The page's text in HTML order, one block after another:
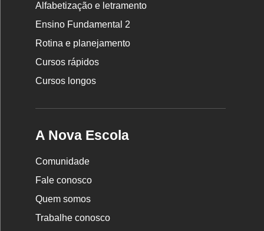
Alfabetização e letramento
Ensino Fundamental 2
Rotina e planejamento
Cursos rápidos
Cursos longos
A Nova Escola
Comunidade
Fale conosco
Quem somos
Trabalhe conosco